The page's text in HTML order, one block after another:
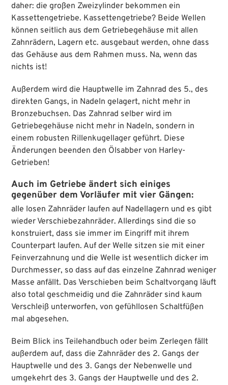
daher: die großen Zweizylinder bekommen ein
Kassettengetriebe. Kassettengetriebe? Beide Wellen
können seitlich aus dem Getriebegehäuse mit allen
Zahnrädern, Lagern etc. ausgebaut werden, ohne dass
das Gehäuse aus dem Rahmen muss. Na, wenn das
nichts ist!
Außerdem wird die Hauptwelle im Zahnrad des 5., des
direkten Gangs, in Nadeln gelagert, nicht mehr in
Bronzebuchsen. Das Zahnrad selber wird im
Getriebegehäuse nicht mehr in Nadeln, sondern in
einem robusten Rillenkugellager geführt. Diese
Änderungen beenden den Ölsabber von Harley-
Getrieben!
Auch im Getriebe ändert sich einiges
gegenüber dem Vorläufer mit vier Gängen:
alle losen Zahnräder laufen auf Nadellagern und es gibt
wieder Verschiebezahnräder. Allerdings sind die so
konstruiert, dass sie immer im Eingriff mit ihrem
Counterpart laufen. Auf der Welle sitzen sie mit einer
Feinverzahnung und die Welle ist wesentlich dicker im
Durchmesser, so dass auf das einzelne Zahnrad weniger
Masse anfällt. Das Verschieben beim Schaltvorgang läuft
also total geschmeidig und die Zahnräder sind kaum
Verschleiß unterworfen, von gefühllosen Schaltfüßen
mal abgesehen.
Beim Blick ins Teilehandbuch oder beim Zerlegen fällt
außerdem auf, dass die Zahnräder des 2. Gangs der
Hauptwelle und des 3. Gangs der Nebenwelle und
umgekehrt des 3. Gangs der Hauptwelle und des 2.